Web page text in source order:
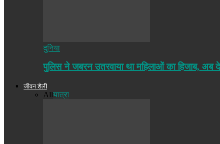
दुनिया
पुलिस ने जबरन उतरवाया था महिलाओं का हिजाब, अब
जीवन शैली
Allयात्रा